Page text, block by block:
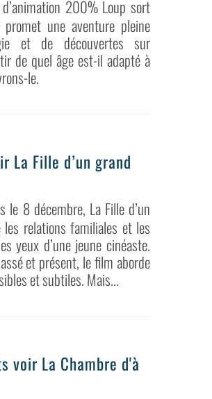
200% Loup sort
une aventure pleine
et de découvertes sur
de quel âge est-il adapté à
le.
La Fille d’un grand
le 8 décembre, La Fille d’un
les relations familiales et les
yeux d’une jeune cinéaste.
et présent, le film aborde
et subtiles. Mais...
voir La Chambre d'à